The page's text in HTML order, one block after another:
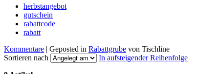
herbstangebot
gutschein
rabattcode
rabatt
Kommentare | Geposted in Rabattgrube von Tischline
Sortieren nach
In aufsteigender Reihenfolge